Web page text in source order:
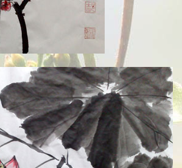
月荷文集
冰雪文集
谢炳城文集
牟艳芬文集
心语文集
家家文集
趣闻轶事